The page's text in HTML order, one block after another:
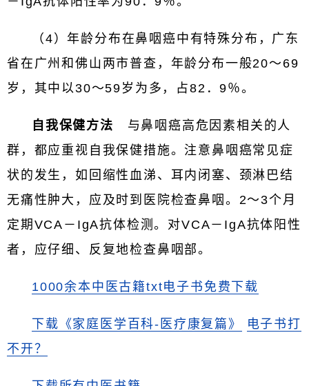
（4）年龄分布在鼻咽癌中有特殊分布，广东
省在广州和佛山两市普查，年龄分布一般20～69
岁，其中以30～59岁为多，占82．9％。
自我保健方法 与鼻咽癌高危因素相关的人
群，都应重视自我保健措施。注意鼻咽癌常见症
状的发生，如回缩性血涕、耳内闭塞、颈淋巴结
无痛性肿大，应及时到医院检查鼻咽。2～3个月
定期VCA－IgA抗体检测。对VCA－IgA抗体阳性
者，应仔细、反复地检查鼻咽部。
1000余本中医古籍txt电子书免费下载
下载《家庭医学百科-医疗康复篇》
电子书打
不开？